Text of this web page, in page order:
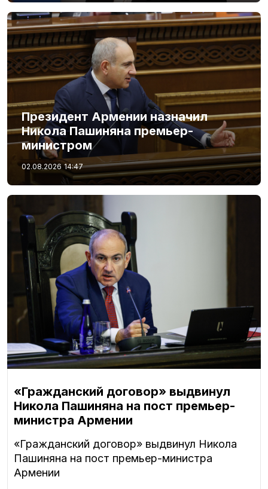
Президент Армении назначил
Никола Пашиняна премьер-
министром
02.08.2026 14:47
«Гражданский договор» выдвинул
Никола Пашиняна на пост премьер-
министра Армении
«Гражданский договор» выдвинул Никола
Пашиняна на пост премьер-министра
Армении